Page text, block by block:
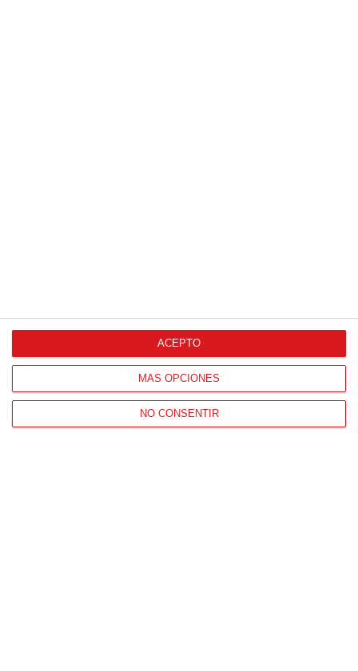
MÁS OPCIONES
NO CONSENTIR
ACEPTO